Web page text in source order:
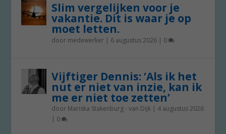
Slim vergelijken voor je
vakantie. Dit is waar je op
moet letten.
door medewerker | 6 augustus 2026 | 0
Vijftiger Dennis: ‘Als ik het
nut er niet van inzie, kan ik
me er niet toe zetten’
door Mariska Stakenburg - van Dijk | 4 augustus 2026
| 0